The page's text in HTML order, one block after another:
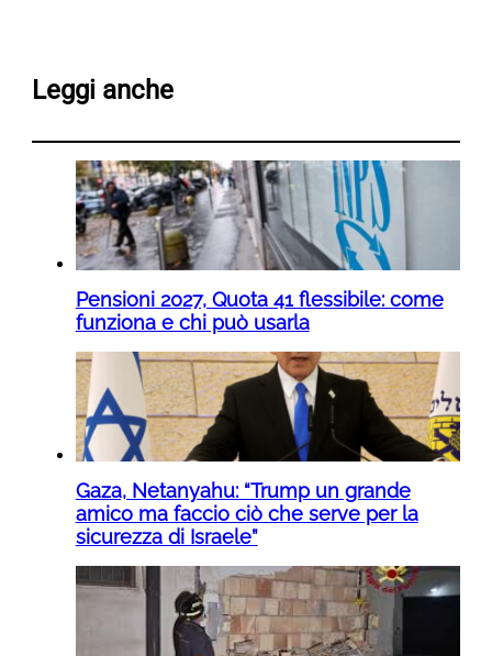
Leggi anche
Pensioni 2027, Quota 41 flessibile: come
funziona e chi può usarla
Gaza, Netanyahu: “Trump un grande
amico ma faccio ciò che serve per la
sicurezza di Israele”